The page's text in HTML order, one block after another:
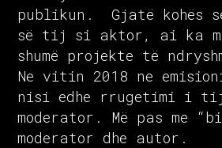
publikun. Gjatë kohës
së tij si aktor, ai ka
shumë projekte të
Ne vitin 2018 ne
nisi edhe rrugetimi i
moderator. Më pas me
moderator dhe autor.